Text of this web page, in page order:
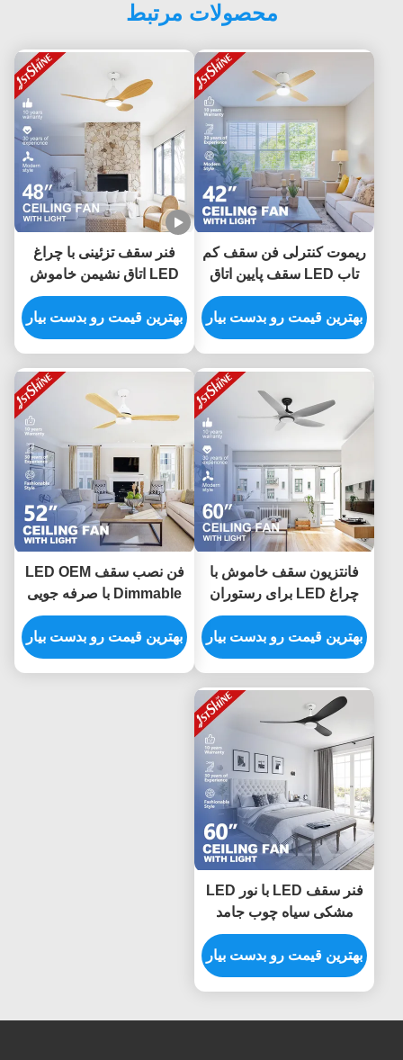
محصولات مرتبط
ریموت کنترلی فن سقف کم
تاب LED سقف پایین اتاق
خواب مدرن
بهترین قیمت رو بدست بیار
فنر سقف تزئینی با چراغ
LED اتاق نشیمن خاموش
موتور DC
بهترین قیمت رو بدست بیار
فانتزیون سقف خاموش با
چراغ LED برای رستوران
آشپزخانه
بهترین قیمت رو بدست بیار
فن نصب سقف LED OEM
Dimmable با صرفه جویی
در انرژی موتور مس 220
ولت DC
بهترین قیمت رو بدست بیار
فنر سقف LED با نور LED
مشکی سیاه چوب جامد
Blade DC Motor
بهترین قیمت رو بدست بیار